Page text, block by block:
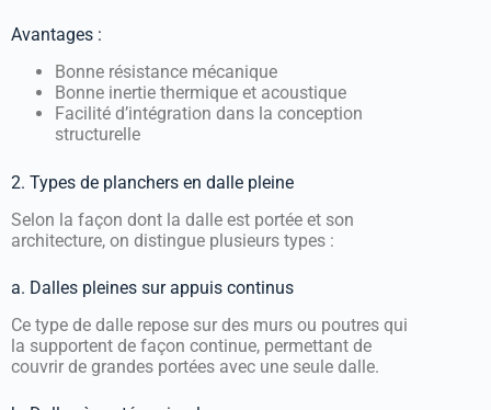
Avantages :
Bonne résistance mécanique
Bonne inertie thermique et acoustique
Facilité d’intégration dans la conception
structurelle
2. Types de planchers en dalle pleine
Selon la façon dont la dalle est portée et son
architecture, on distingue plusieurs types :
a. Dalles pleines sur appuis continus
Ce type de dalle repose sur des murs ou poutres qui
la supportent de façon continue, permettant de
couvrir de grandes portées avec une seule dalle.